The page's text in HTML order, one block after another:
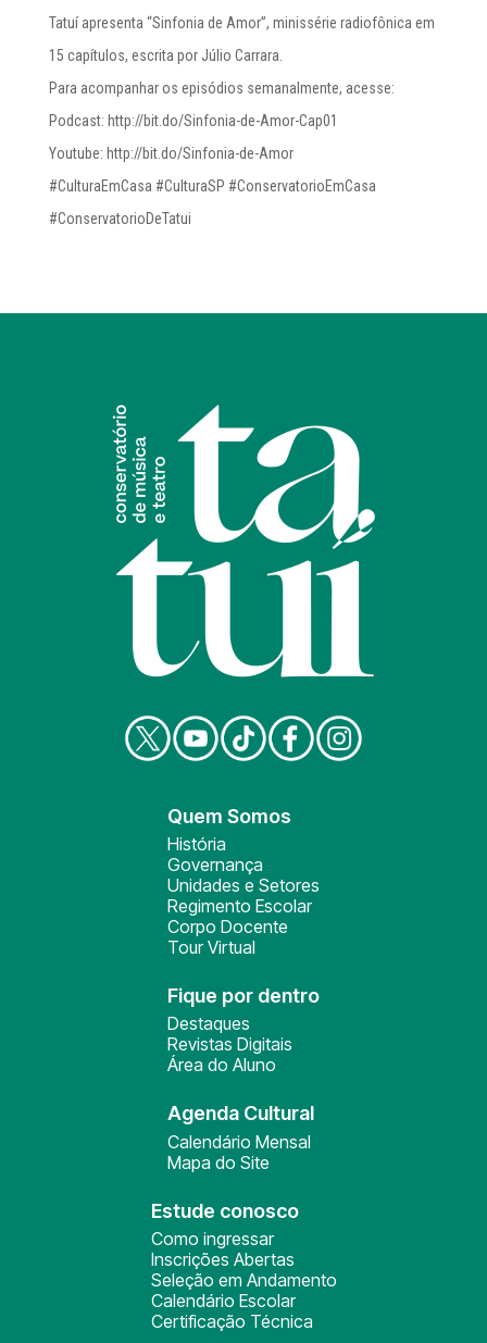
Tatuí apresenta “Sinfonia de Amor”, minissérie radiofônica em
15 capítulos, escrita por Júlio Carrara.
Para acompanhar os episódios semanalmente, acesse:
Podcast: http://bit.do/Sinfonia-de-Amor-Cap01
Youtube: http://bit.do/Sinfonia-de-Amor
#CulturaEmCasa #CulturaSP #ConservatorioEmCasa
#ConservatorioDeTatui
Quem Somos
História
Governança
Unidades e Setores
Regimento Escolar
Corpo Docente
Tour Virtual
Fique por dentro
Destaques
Revistas Digitais
Área do Aluno
Agenda Cultural
Calendário Mensal
Mapa do Site
Estude conosco
Como ingressar
Inscrições Abertas
Seleção em Andamento
Calendário Escolar
Certificação Técnica